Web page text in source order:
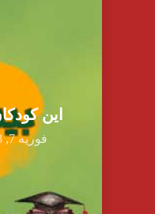
این
فوریه 7, 2018